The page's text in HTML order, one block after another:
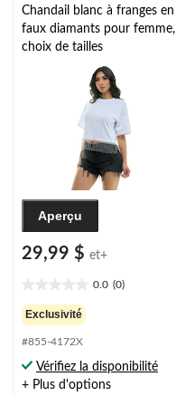
Chandail blanc à franges en
faux diamants pour femme,
choix de tailles
Aperçu
29,99 $ et+
0.0 (0)
étoile(s)
sur
5.
Exclusivité
#855-4172X
Vérifiez la disponibilité
+ Plus d'options